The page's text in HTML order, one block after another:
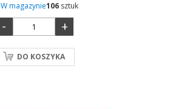
W magazynie106 sztuk
- +
DO KOSZYKA